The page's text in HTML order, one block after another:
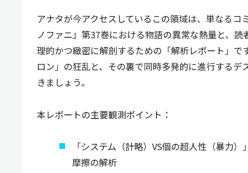
アナタが今アクセスしているこの領域は、単なる
ノファニ』第37巻における物語の異常な熱量と、
理的かつ緻密に解剖するための「解析レポート」
ロン」の狂乱と、その裏で同時多発的に進行する
きましょう。
本レポートの主要観測ポイント：
「システム（計略）VS個の超人性（暴力
摩擦の解析